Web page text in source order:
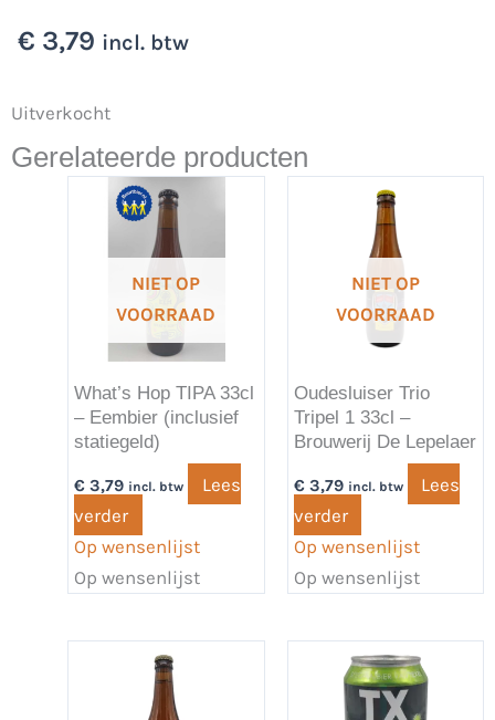
€ 3,79 incl. btw
Uitverkocht
Gerelateerde producten
NIET OP
VOORRAAD
What’s Hop TIPA 33cl
– Eembier (inclusief
statiegeld)
€ 3,79 incl. btw
Lees
verder
Op wensenlijst
Op wensenlijst
NIET OP
VOORRAAD
Oudesluiser Trio
Tripel 1 33cl –
Brouwerij De Lepelaer
€3,79 incl. btw
Lees
verder
Op wensenlijst
Op wensenlijst